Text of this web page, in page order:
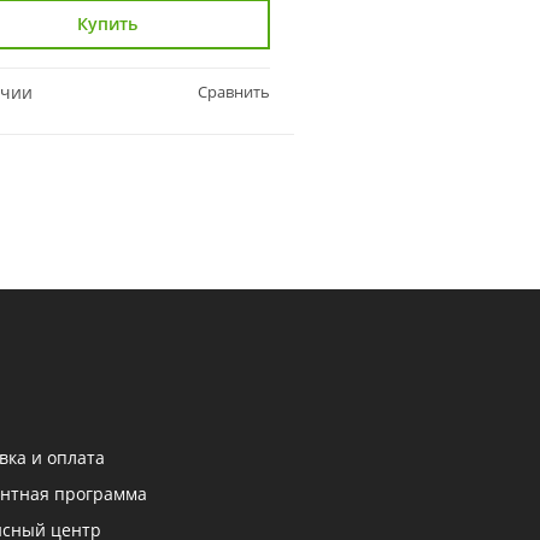
Купить
Сравнить
и оплата
программа
центр